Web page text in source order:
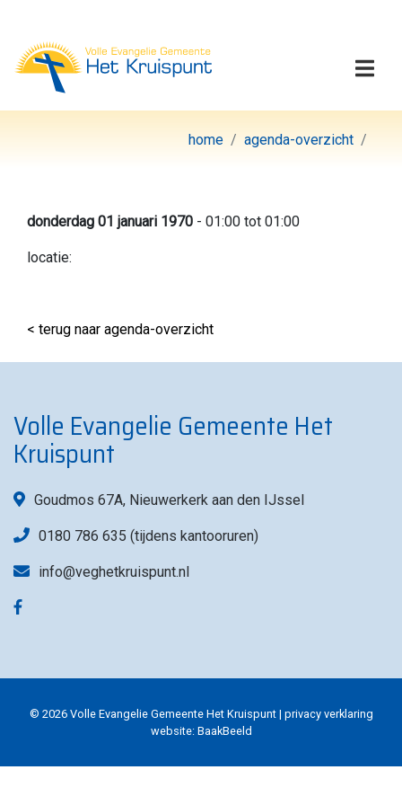
Volle Evangelie
home agenda-overzicht
donderdag 01 januari 1970 - 01:00 tot 01:00
locatie:
< terug naar agenda-overzicht
Volle Evangelie Gemeente Het
Kruispunt
Goudmos 67A, Nieuwerkerk aan den IJssel
0180 786 635 (tijdens kantooruren)
info@veghetkruispunt.nl
© 2026 Volle Evangelie Gemeente Het Kruispunt | privacy verklaring
website: BaakBeeld